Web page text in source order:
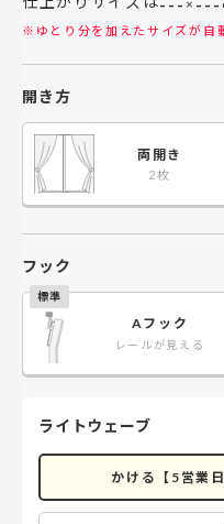
--- × ---
※ゆとり分を加えたサイズが自
開き方
両開き
フック
Aフック
レールが見える
ライトウェーブ
かける【5営業